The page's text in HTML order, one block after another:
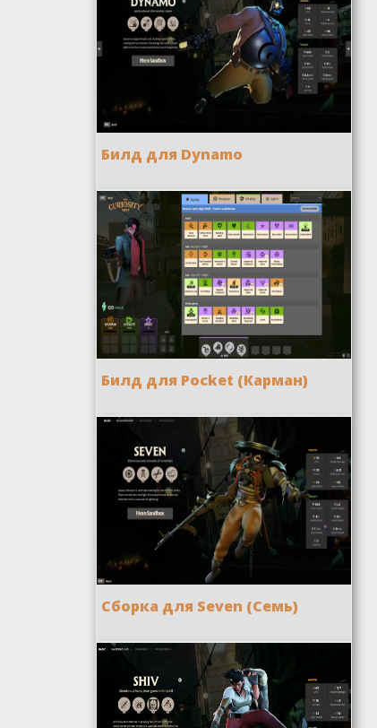
Билд для Dynamo
Билд для Pocket (Карман)
Сборка для Seven (Семь)